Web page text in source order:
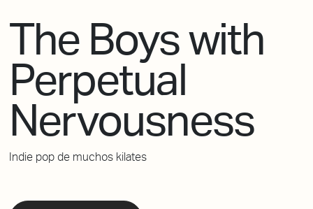
The Boys with
Perpetual
Nervousness
Indie pop de muchos kilates